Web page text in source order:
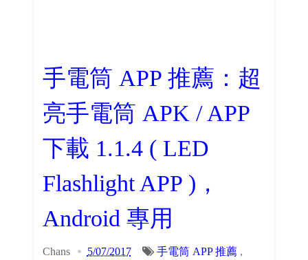
手電筒 APP 推薦：超
亮手電筒 APK / APP
下載 1.1.4 ( LED
Flashlight APP )，
Android 專用
Chans 5/07/2017 手電筒 APP 推薦,